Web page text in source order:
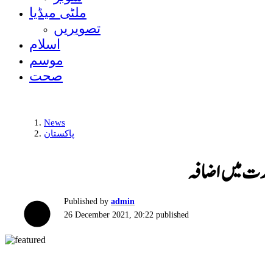
ملٹی میڈیا
تصویریں
اسلام
موسم
صحت
News
پاکستان
میں اضافہ
Published by admin
26 December 2021, 20:22 published